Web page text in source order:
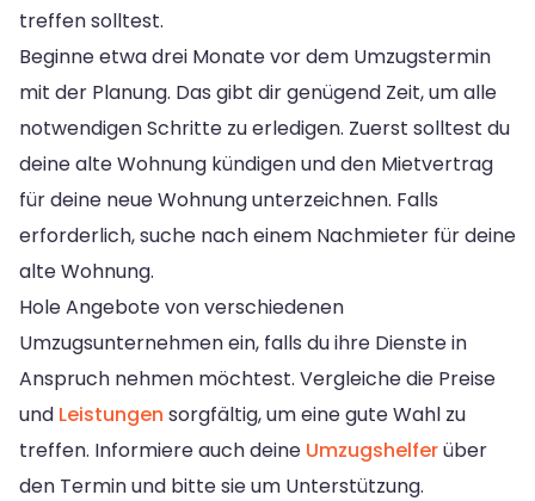
treffen solltest.
Beginne etwa drei Monate vor dem Umzugstermin
mit der Planung. Das gibt dir genügend Zeit, um alle
notwendigen Schritte zu erledigen. Zuerst solltest du
deine alte Wohnung kündigen und den Mietvertrag
für deine neue Wohnung unterzeichnen. Falls
erforderlich, suche nach einem Nachmieter für deine
alte Wohnung.
Hole Angebote von verschiedenen
Umzugsunternehmen ein, falls du ihre Dienste in
Anspruch nehmen möchtest. Vergleiche die Preise
und Leistungen sorgfältig, um eine gute Wahl zu
treffen. Informiere auch deine Umzugshelferüber
den Termin und bitte sie um Unterstützung.